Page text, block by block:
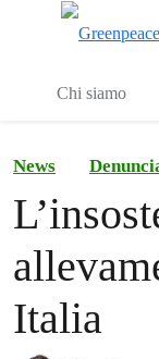
Chi siamo
News
Italia